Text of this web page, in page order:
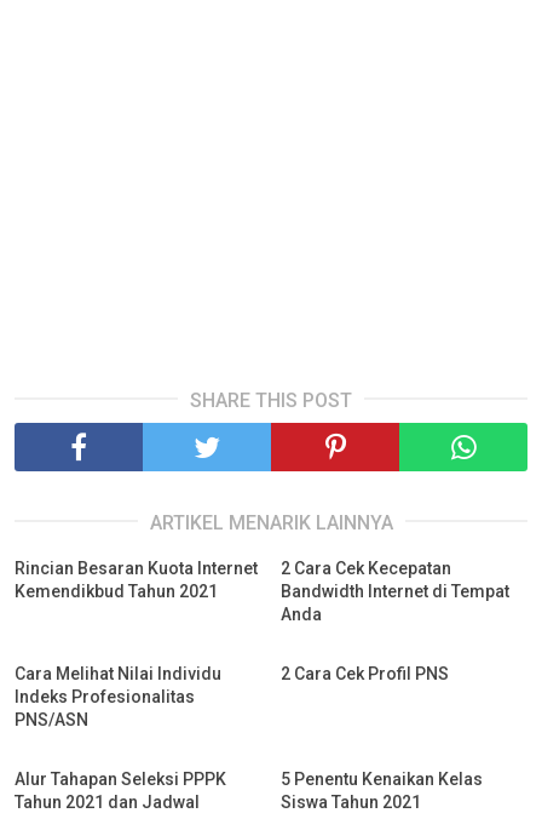
SHARE THIS POST
ARTIKEL MENARIK LAINNYA
Rincian Besaran Kuota Internet
Kemendikbud Tahun 2021
2 Cara Cek Kecepatan
Bandwidth Internet di Tempat
Anda
Cara Melihat Nilai Individu
Indeks Profesionalitas
PNS/ASN
2 Cara Cek Profil PNS
Alur Tahapan Seleksi PPPK
Tahun 2021 dan Jadwal
5 Penentu Kenaikan Kelas
Siswa Tahun 2021